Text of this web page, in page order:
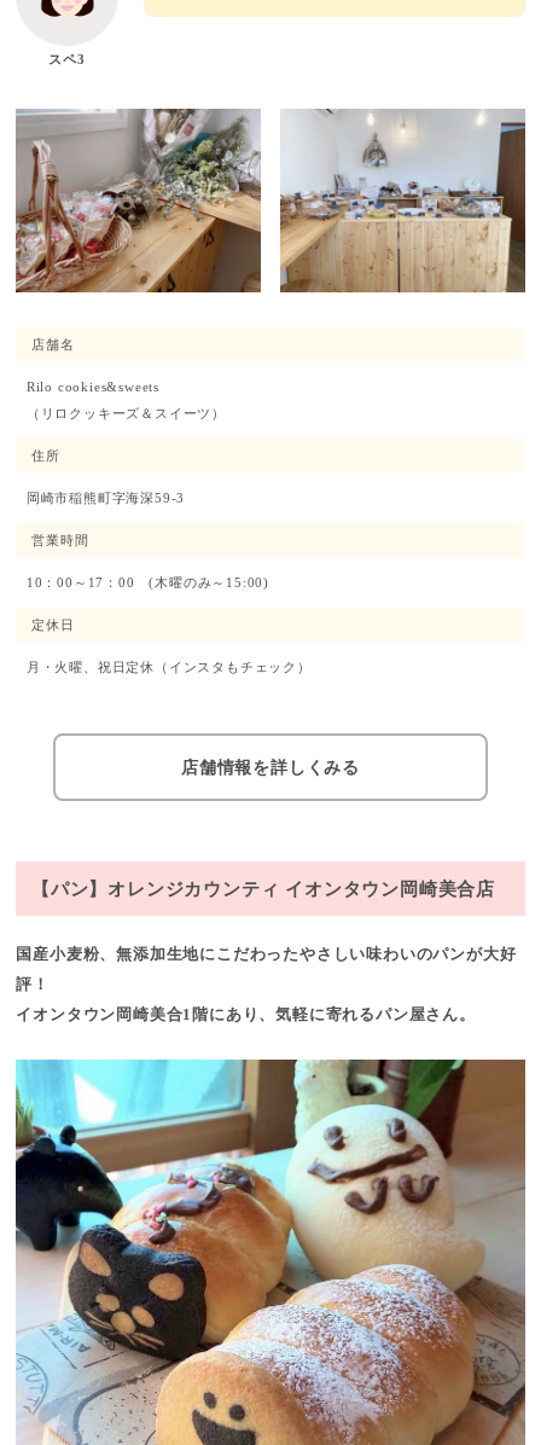
スペ3
店舗名
Rilo cookies&sweets
（リロクッキーズ＆スイーツ）
住所
岡崎市稲熊町字海深59-3
営業時間
10：00～17：00 (木曜のみ～15:00)
定休日
月・火曜、祝日定休（インスタもチェック）
店舗情報を詳しくみる
【パン】オレンジカウンティ イオンタウン岡崎美合店
国産小麦粉、無添加生地にこだわったやさしい味わいのパンが大好
評！
イオンタウン岡崎美合1階にあり、気軽に寄れるパン屋さん。